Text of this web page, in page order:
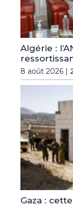
Algérie :
8 août 2026 |
Gaza :